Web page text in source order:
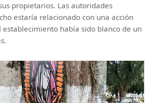
propietarios. Las autoridades
estaría relacionado con una acción
establecimiento había sido blanco de un